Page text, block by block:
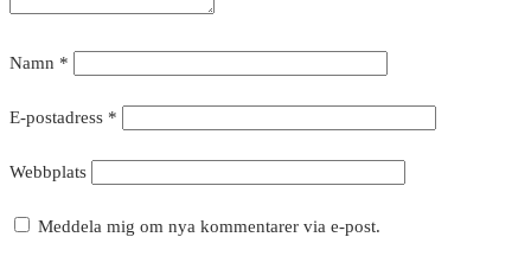
Namn *
E-postadress *
Webbplats
Meddela mig om nya kommentarer via e-post.